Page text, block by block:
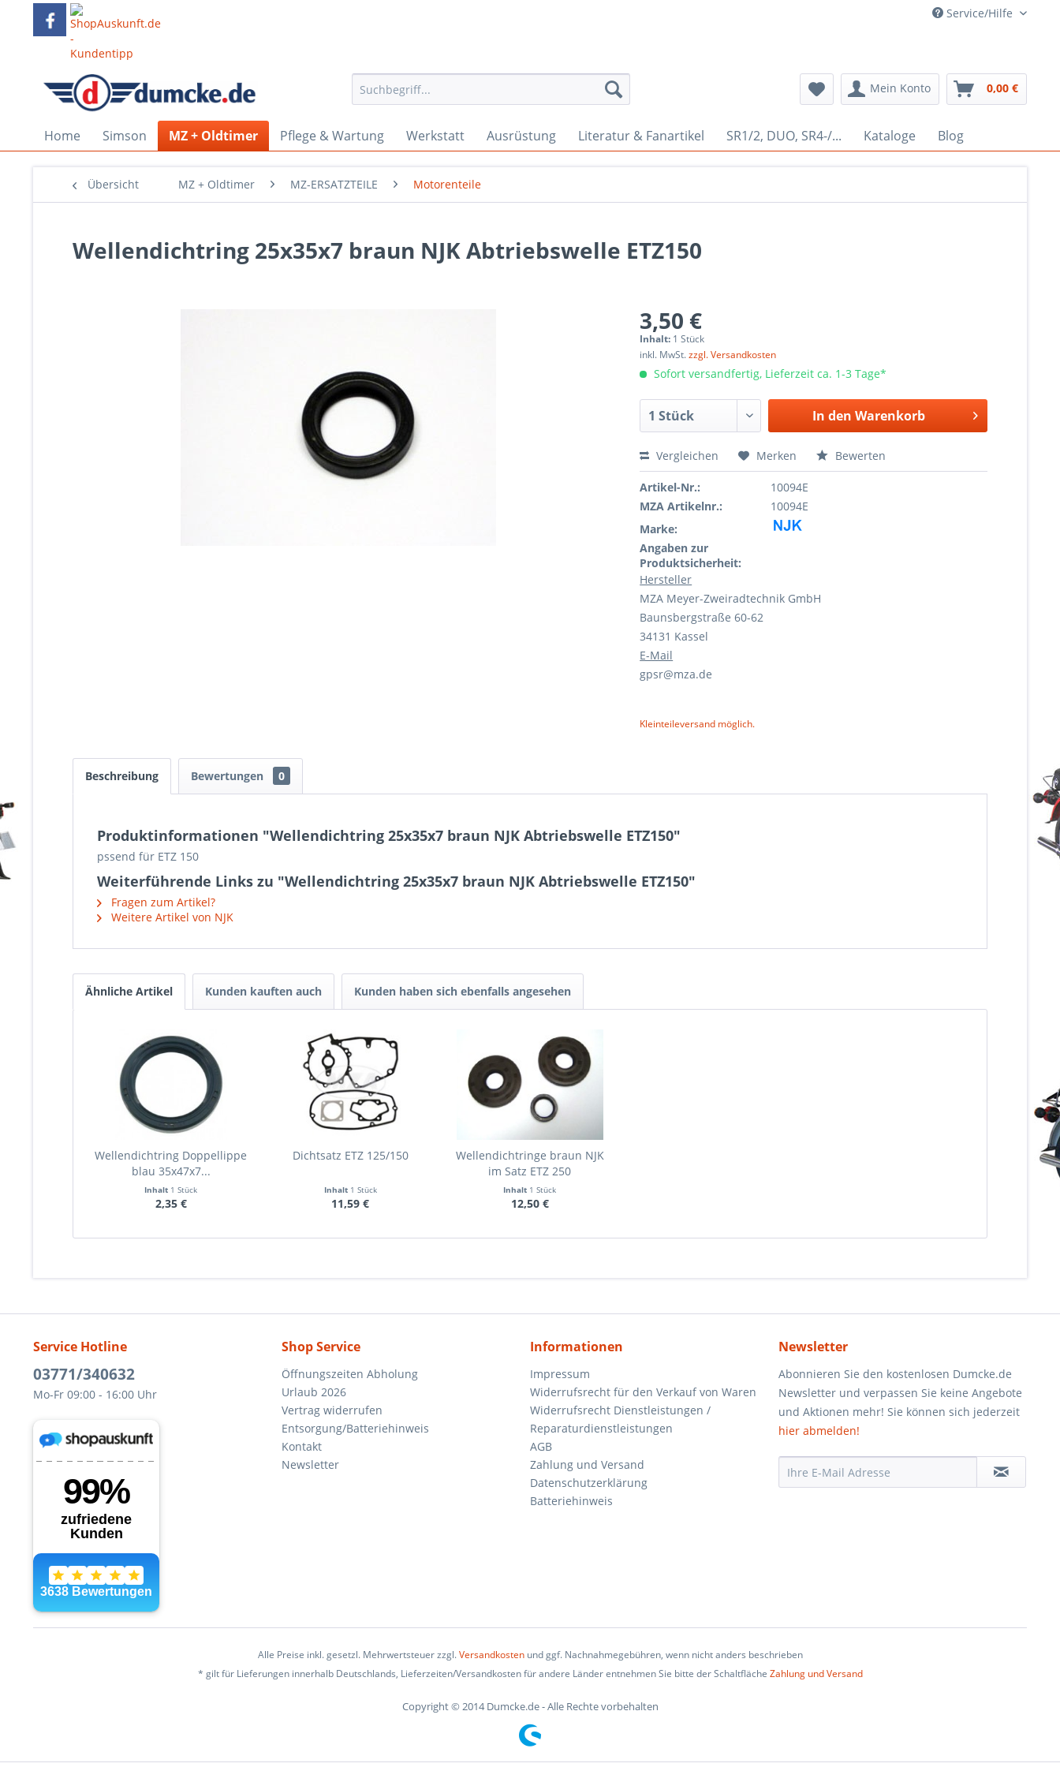
Service/Hilfe
Mein Konto 0,00 €
Home Simson MZ + Oldtimer Pflege & Wartung Werkstatt Ausrüstung Literatur & Fanartikel SR1/2, DUO, SR4-/... Kataloge Blog
Übersicht MZ + Oldtimer MZ-ERSATZTEILE Motorenteile
Wellendichtring 25x35x7 braun NJK Abtriebswelle ETZ150
3,50 €
Inhalt: 1 Stück
inkl. MwSt.zzgl. Versandkosten
Sofort versandfertig, Lieferzeit ca. 1-3 Tage*
In den Warenkorb
Vergleichen Merken Bewerten
Artikel-Nr.:
10094E
MZA Artikelnr.:
10094E
Marke:
Angaben zur
Produktsicherheit:
Hersteller
MZA Meyer-Zweiradtechnik GmbH
Baunsbergstraße 60-62
34131 Kassel
E-Mail
gpsr@mza.de
Kleinteileversand möglich.
Beschreibung Bewertungen 0
Produktinformationen "Wellendichtring 25x35x7 braun NJK Abtriebswelle ETZ150"
pssend für ETZ 150
Weiterführende Links zu "Wellendichtring 25x35x7 braun NJK Abtriebswelle ETZ150"
Fragen zum Artikel?
Weitere Artikel von NJK
Ähnliche Artikel Kunden kauften auch Kunden haben sich ebenfalls angesehen
Wellendichtring Doppellippe
blau 35x47x7...
Inhalt 1 Stück
2,35 €
Dichtsatz ETZ 125/150
Inhalt 1 Stück
11,59 €
Wellendichtringe braun NJK
im Satz ETZ 250
Inhalt 1 Stück
12,50 €
Service Hotline
03771/340632
Mo-Fr 09:00 - 16:00 Uhr
Shop Service
Öffnungszeiten Abholung
Urlaub 2026
Vertrag widerrufen
Entsorgung/Batteriehinweis
Kontakt
Newsletter
Informationen
Impressum
Widerrufsrecht für den Verkauf von Waren
Widerrufsrecht Dienstleistungen /
Reparaturdienstleistungen
AGB
Zahlung und Versand
Datenschutzerklärung
Batteriehinweis
Newsletter
Abonnieren Sie den kostenlosen Dumcke.de
Newsletter und verpassen Sie keine Angebote
und Aktionen mehr! Sie können sich jederzeit
hier abmelden!
Alle Preise inkl. gesetzl. Mehrwertsteuer zzgl.Versandkostenund ggf. Nachnahmegebühren, wenn nicht anders beschrieben
* gilt für Lieferungen innerhalb Deutschlands, Lieferzeiten/Versandkosten für andere Länder entnehmen Sie bitte der Schaltfläche Zahlung und Versand
Copyright © 2014 Dumcke.de - Alle Rechte vorbehalten